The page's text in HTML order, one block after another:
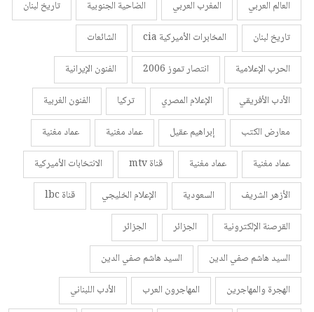
العالم العربي
المغرب العربي الضاحية الجنوبية
تاريخ لبنان
تاريخ لبنان
المخابرات الأميركية cia
الشائعات
الحرب الإعلامية
انتصار تموز 2006
الفنون الإيرانية
الأدب الأفريقي
الإعلام المصري تركيا
الفنون الغربية
معارض الكتب
إبراهيم عقيل عماد مغنية
عماد مغنية
عماد مغنية
عماد مغنية قناة mtv
الانتخابات الأميركية
الأزهر الشريف
السعودية الإعلام الخليجي
قناة lbc
القرصنة الإلكترونية
الجزائر
الجزائر
السيد هاشم صفي الدين
السيد هاشم صفي الدين
الهجرة والمهاجرين
المهاجرون العرب
الأدب اللبناني